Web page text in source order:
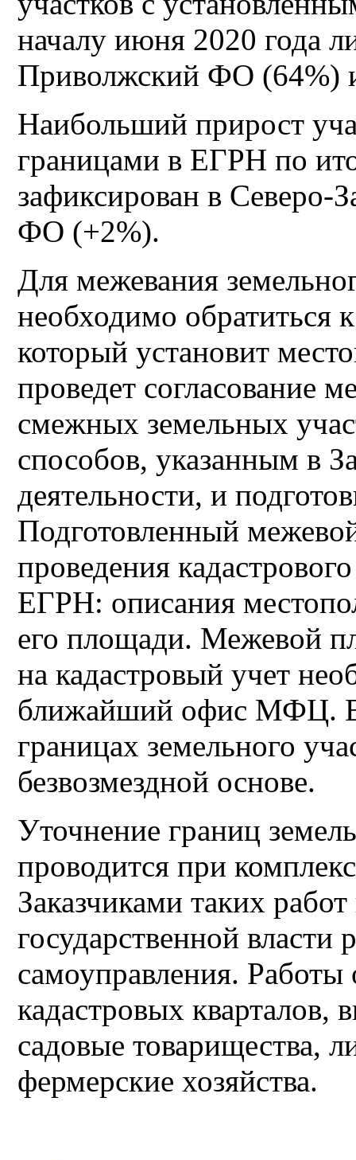
началу июня 2020 года
Приволжский ФО
Наибольший прирост
границами в ЕГРН по
зафиксирован в
ФО (+2%).
Для межевания
необходимо обратиться
который установит
проведет согласование
смежных земельных
способов, указанным в
деятельности, и
Подготовленный
проведения
ЕГРН: описания
его площади. Межевой
на кадастровый учет
ближайший офис МФЦ.
границах земельного
безвозмездной основе.
Уточнение границ
проводится при
Заказчиками таких
государственной власти
самоуправления.
кадастровых
садовые товарищества,
фермерские хозяйства.